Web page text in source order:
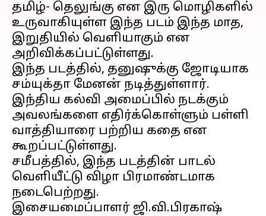
தமிழ்- தெலுங்கு என இரு மொழிகளில்
உருவாகியுள்ள இந்த படம் இந்த மாத,
இறுதியில் வெளியாகும் என
அறிவிக்கப்பட்டுள்ளது.
இந்த படத்தில், தனுஷுக்கு ஜோடியாக
சம்யுக்தா மேனன் நடித்துள்ளார்.
இந்திய கல்வி அமைப்பில் நடக்கும்
அவலங்களை எதிர்க்கொள்ளும் பள்ளி
வாத்தியாரை பற்றிய கதை என
கூறப்பட்டுள்ளது.
சமீபத்தில், இந்த படத்தின் பாடல்
வெளியீட்டு விழா பிரமாண்டமாக
நடைபெற்றது.
இசையமைப்பாளர் ஜி.வி.பிரகாஷ்